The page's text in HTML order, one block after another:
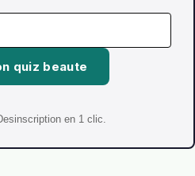
quiz beaute
en 1 clic.